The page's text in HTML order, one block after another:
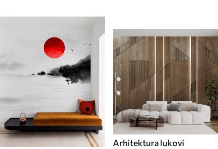
Arhitektura lukovi